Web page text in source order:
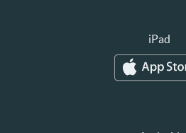
iPad